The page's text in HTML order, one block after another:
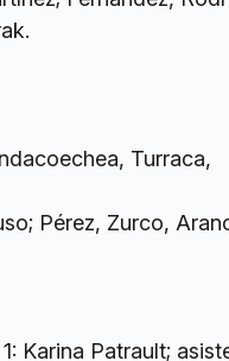
Turraca,
Pérez, Zurco,
Karina Patrault;